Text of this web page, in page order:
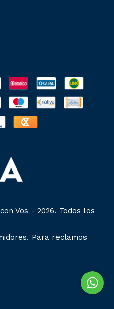
Vos - 2026. Todos los
Para reclamos